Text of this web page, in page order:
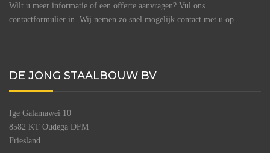
Wilt u meer informatie of een offerte aanvragen? Vul ons
contactformulier in. Wij nemen zo snel mogelijk contact met u op.
DE JONG STAALBOUW BV
Ige Galamawei 10
8582 KT Oudega DFM
Friesland